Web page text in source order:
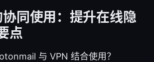
同使用：提升在线隐
点
与 VPN 结合使用？